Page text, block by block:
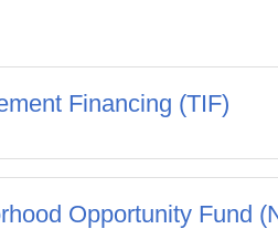
Financing (TIF)
Opportunity Fund